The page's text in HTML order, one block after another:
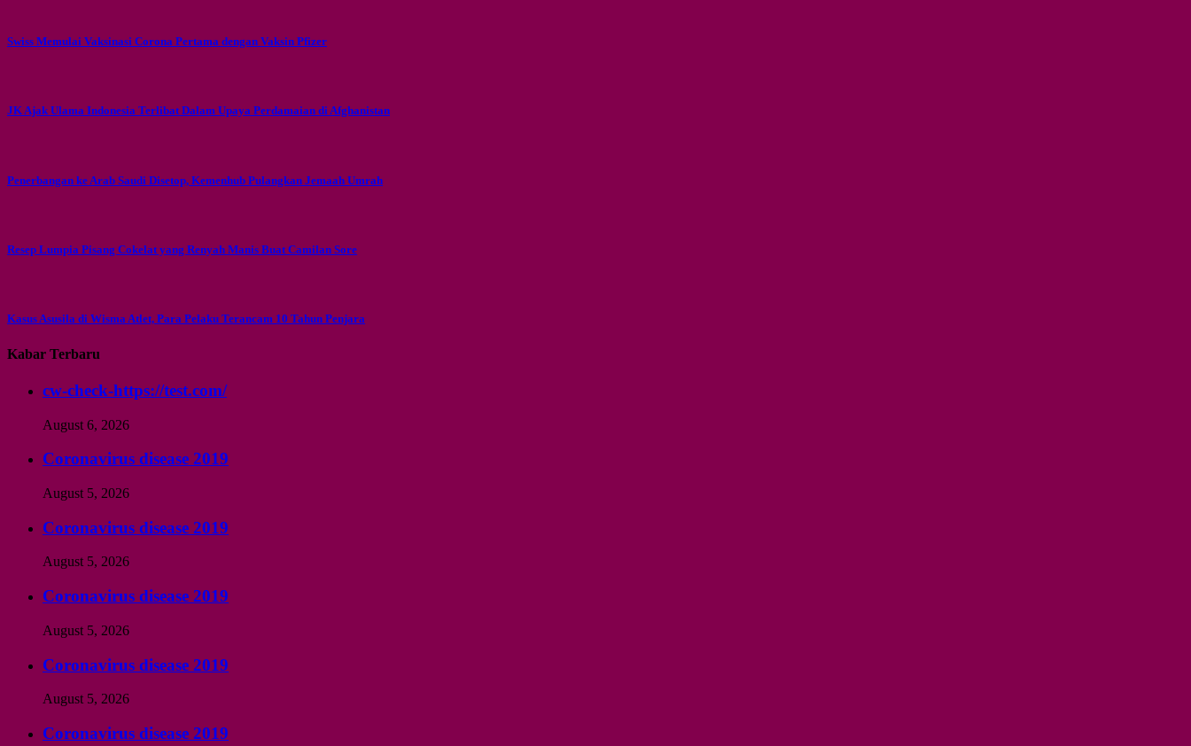
Swiss Memulai Vaksinasi Corona Pertama dengan Vaksin Pfizer
JK Ajak Ulama Indonesia Terlibat Dalam Upaya Perdamaian di Afghanistan
Penerbangan ke Arab Saudi Disetop, Kemenhub Pulangkan Jemaah Umrah
Resep Lumpia Pisang Cokelat yang Renyah Manis Buat Camilan Sore
Kasus Asusila di Wisma Atlet, Para Pelaku Terancam 10 Tahun Penjara
Kabar Terbaru
cw-check-https://test.com/
August 6, 2026
Coronavirus disease 2019
August 5, 2026
Coronavirus disease 2019
August 5, 2026
Coronavirus disease 2019
August 5, 2026
Coronavirus disease 2019
August 5, 2026
Coronavirus disease 2019